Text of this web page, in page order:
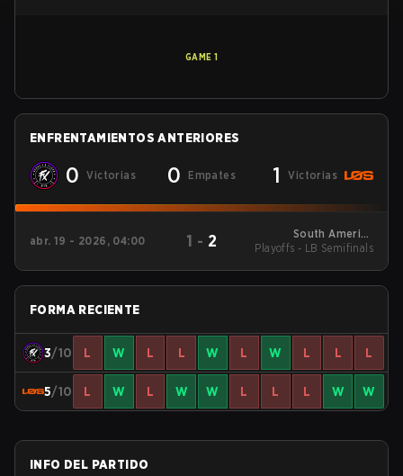
GAME 1
ENFRENTAMIENTOS ANTERIORES
0 Victorias 0 Empates 1 Victorias
abr. 19 - 2026, 04:00 1 - 2
South America
League - South
Playoffs - LB Semifinals
FORMA RECIENTE
3/10 L W L L W L W L L L
5/10 L W L W W L L L W W
INFO DEL PARTIDO